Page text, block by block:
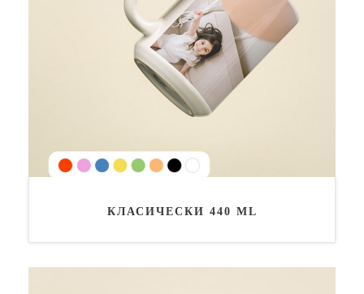
КЛАСИЧЕСКИ 440 ML